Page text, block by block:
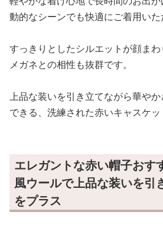
動的なシーンでも快適にご着用いた
すっきりとしたシルエットが顔まわ
メガネとの相性も抜群です。
上品な装いを引き立てながら華や
できる、洗練された赤いキャスケッ
エレガントな赤い帽子おす
風ウールで上品な装いを引
をプラス